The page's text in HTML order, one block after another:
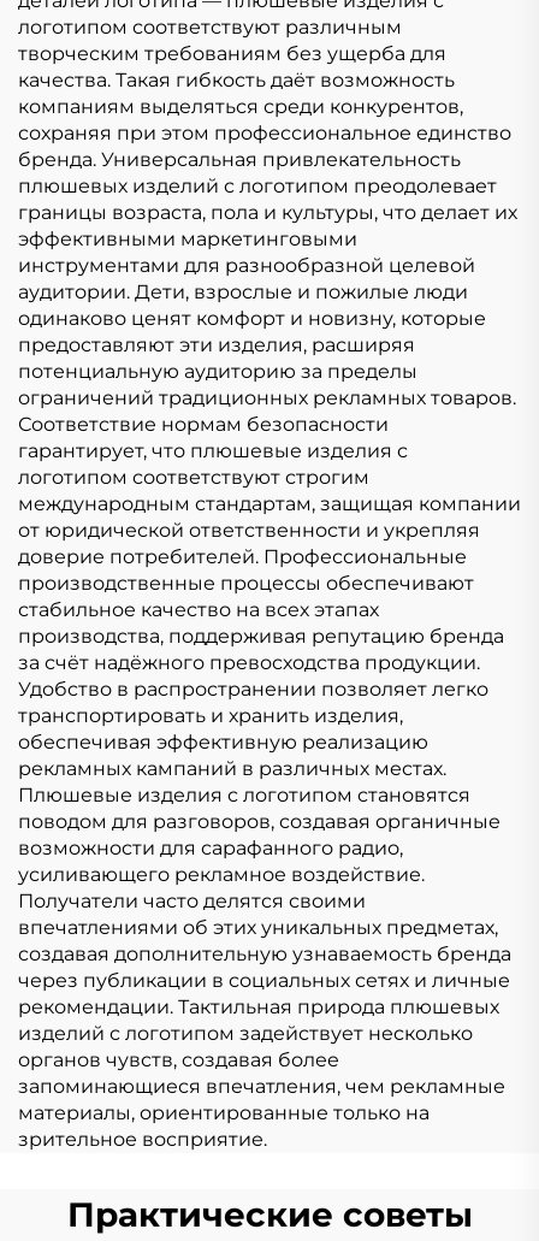
логотипом соответствуют различным
творческим требованиям без ущерба для
качества. Такая гибкость даёт возможность
компаниям выделяться среди конкурентов,
сохраняя при этом профессиональное единство
бренда. Универсальная привлекательность
плюшевых изделий с логотипом преодолевает
границы возраста, пола и культуры, что делает их
эффективными маркетинговыми
инструментами для разнообразной целевой
аудитории. Дети, взрослые и пожилые люди
одинаково ценят комфорт и новизну, которые
предоставляют эти изделия, расширяя
потенциальную аудиторию за пределы
ограничений традиционных рекламных товаров.
Соответствие нормам безопасности
гарантирует, что плюшевые изделия с
логотипом соответствуют строгим
международным стандартам, защищая компании
от юридической ответственности и укрепляя
доверие потребителей. Профессиональные
производственные процессы обеспечивают
стабильное качество на всех этапах
производства, поддерживая репутацию бренда
за счёт надёжного превосходства продукции.
Удобство в распространении позволяет легко
транспортировать и хранить изделия,
обеспечивая эффективную реализацию
рекламных кампаний в различных местах.
Плюшевые изделия с логотипом становятся
поводом для разговоров, создавая органичные
возможности для сарафанного радио,
усиливающего рекламное воздействие.
Получатели часто делятся своими
впечатлениями об этих уникальных предметах,
создавая дополнительную узнаваемость бренда
через публикации в социальных сетях и личные
рекомендации. Тактильная природа плюшевых
изделий с логотипом задействует несколько
органов чувств, создавая более
запоминающиеся впечатления, чем рекламные
материалы, ориентированные только на
зрительное восприятие.
Практические советы